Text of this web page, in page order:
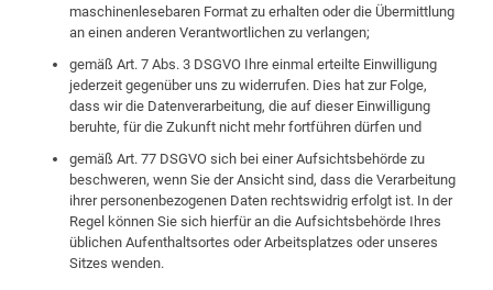
maschinenlesebaren Format zu erhalten oder die Übermittlung
an einen anderen Verantwortlichen zu verlangen;
gemäß Art. 7 Abs. 3 DSGVO Ihre einmal erteilte Einwilligung
jederzeit gegenüber uns zu widerrufen. Dies hat zur Folge,
dass wir die Datenverarbeitung, die auf dieser Einwilligung
beruhte, für die Zukunft nicht mehr fortführen dürfen und
gemäß Art. 77 DSGVO sich bei einer Aufsichtsbehörde zu
beschweren, wenn Sie der Ansicht sind, dass die Verarbeitung
ihrer personenbezogenen Daten rechtswidrig erfolgt ist. In der
Regel können Sie sich hierfür an die Aufsichtsbehörde Ihres
üblichen Aufenthaltsortes oder Arbeitsplatzes oder unseres
Sitzes wenden.